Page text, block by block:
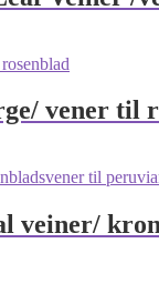
vener til
veiner/